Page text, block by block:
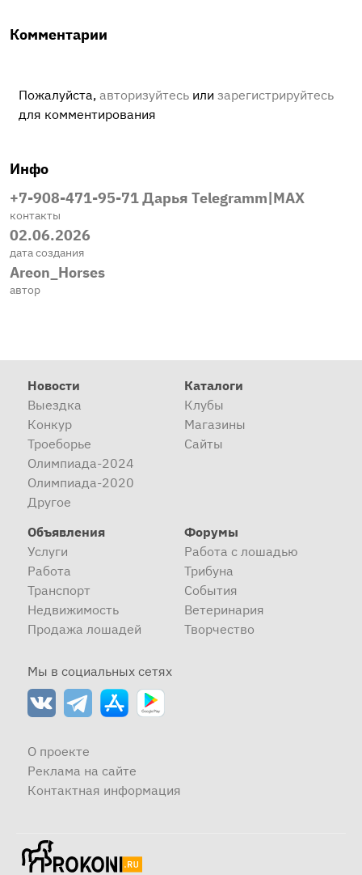
Комментарии
Пожалуйста, авторизуйтесь или зарегистрируйтесь
для комментирования
Инфо
+7-908-471-95-71 Дарья Telegramm|MAX
контакты
02.06.2026
дата создания
Areon_Horses
автор
Новости
Выездка
Конкур
Троеборье
Олимпиада-2024
Олимпиада-2020
Другое
Каталоги
Клубы
Магазины
Сайты
Объявления
Услуги
Работа
Транспорт
Недвижимость
Продажа лошадей
Форумы
Работа с лошадью
Трибуна
События
Ветеринария
Творчество
Мы в социальных сетях
О проекте
Реклама на сайте
Контактная информация